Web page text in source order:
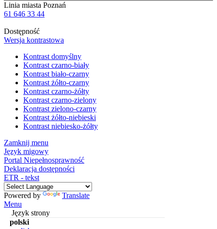
Linia miasta Poznań
61 646 33 44
Dostępność
Wersja kontrastowa
Kontrast domyślny
Kontrast czarno-biały
Kontrast biało-czarny
Kontrast żółto-czarny
Kontrast czarno-żółty
Kontrast czarno-zielony
Kontrast zielono-czarny
Kontrast żółto-niebieski
Kontrast niebiesko-żółty
Zamknij menu
Język migowy
Portal Niepełnosprawność
Deklaracja dostępności
ETR - tekst
Powered by
Translate
Menu
Język strony
polski